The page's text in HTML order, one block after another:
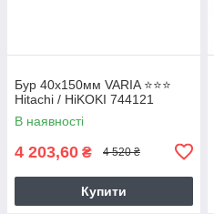
Бур 40х150мм VARIA ⭐️⭐️⭐️
Hitachi / HiKOKI 744121
В наявності
4 203,60 ₴ 4 520 ₴
Купити